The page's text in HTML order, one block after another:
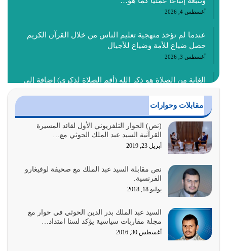
أغسطس 4, 2026
عندما لم تؤخذ منهجية تعليم الناس من خلال القرآن الكريم
حصل ضياع للأمة وضياع للأجيال
أغسطس 3, 2026
الغاية من الصلاة هو ذكر الله (أقم الصلاة لذكري) إضافة إلى
أغسطس 2, 2026
السبب الرئيسي لشقاء الأمة الابتعاد عن كتاب الله والتعدي
لحدود الله بالإضافات للدين
أغسطس 1, 2026
أبرز أسباب الشقاء هو الإعراض عن ذكر الله وعن هدى الله
المتمثل في القرآن الكريم
يوليو 31, 2026
أولياء الشيطان كلما كانوا أكثر ولاءً وطاعة للشيطان كلما كانوا
أكثر ضعفاً
يوليو 30, 2026
مقابلات وحوارات
(نص) الحوار التلفزيوني الأول لقائد المسيرة
القرآنية السيد عبد الملك الحوثي مع…
أبريل 23, 2019
نص مقابلة السيد عبد الملك مع صحيفة لوفيغارو
الفرنسية.
يوليو 18, 2018
السيد عبد الملك بدر الدين الحوثي في حوار مع
مجلة مقاربات سياسية يؤكد لسنا امتداد…
أغسطس 30, 2016